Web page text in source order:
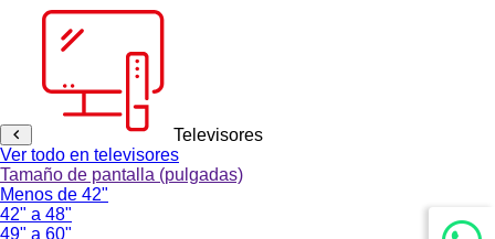
Televisores
Ver todo en televisores
Tamaño de pantalla (pulgadas)
Menos de 42"
42" a 48"
49" a 60"